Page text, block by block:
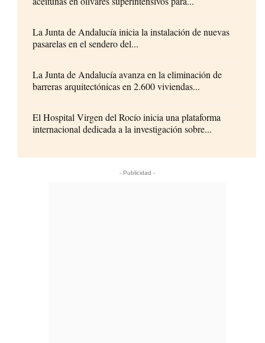
La Junta de Andalucía inicia la instalación de nuevas
pasarelas en el sendero del...
La Junta de Andalucía avanza en la eliminación de
barreras arquitectónicas en 2.600 viviendas...
El Hospital Virgen del Rocío inicia una plataforma
internacional dedicada a la investigación sobre...
- Publicidad -